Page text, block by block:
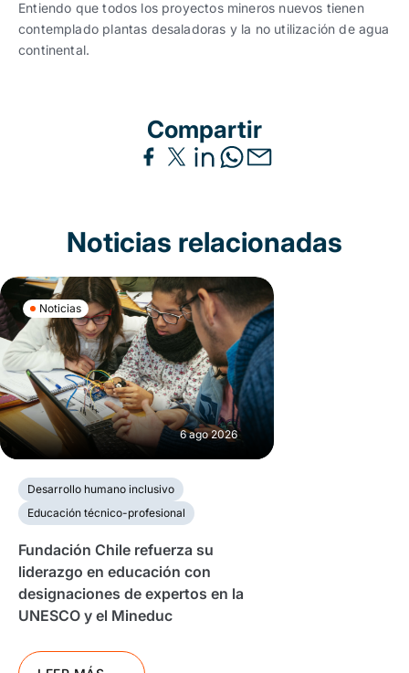
Entiendo que todos los proyectos mineros nuevos tienen
contemplado plantas desaladoras y la no utilización de agua
continental.
Compartir
Noticias relacionadas
Noticias
6 ago 2026
Desarrollo humano inclusivo
Educación técnico-profesional
Fundación Chile refuerza su
liderazgo en educación con
designaciones de expertos en la
UNESCO y el Mineduc